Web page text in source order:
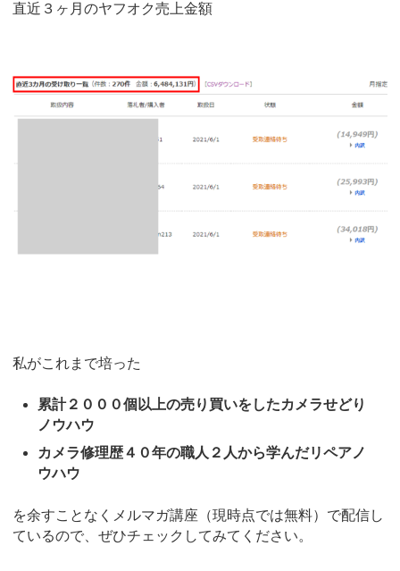
直近３ヶ月のヤフオク売上金額
私がこれまで培った
累計２０００個以上の売り買いをしたカメラせどり
ノウハウ
カメラ修理歴４０年の職人２人から学んだリペアノ
ウハウ
を余すことなくメルマガ講座（現時点では無料）で配信し
ているので、ぜひチェックしてみてください。